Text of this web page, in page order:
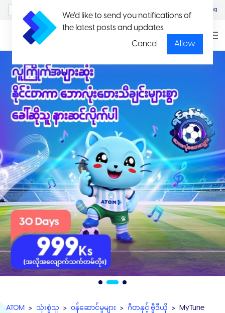
We'd like to send you notifications of
the latest posts and updates
Cancel
Allow
Eng
ATOM သုံးစွဲသူ ၀န်ဆောင်မှုများ ဂီတနှင့် ဗွီဒီယို MyTune